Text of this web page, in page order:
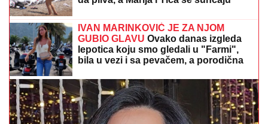
Bila je na usluzi pacijentima i komšijama! Tuga - Ovo
je doktorka kojoj je sin presudio (FOTO)
Mala Barbara konačno će biti sa ocem!
Pomirili se Milica i Terza